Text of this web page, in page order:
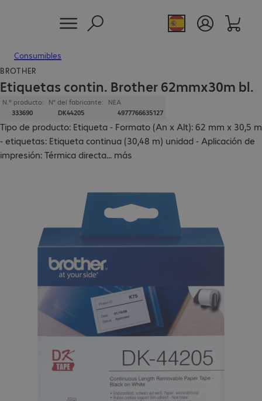
Consumibles
BROTHER
Etiquetas contin. Brother 62mmx30m bl.
N.º producto:
333690
N° del fabricante:
DK44205
NEA
4977766635127
Tipo de producto: Etiqueta - Formato (An x Alt): 62 mm x 30,5 m
- etiquetas: Etiqueta continua (30,48 m) unidad - Aplicación de
impresión: Térmica directa... más